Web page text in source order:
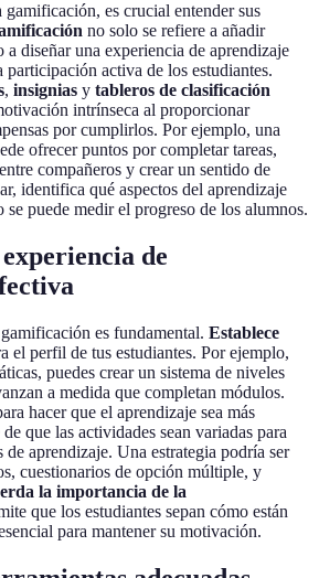
es crucial entender sus
no solo se refiere a añadir
a diseñar una experiencia de aprendizaje
activa de los estudiantes.
, insignias y tableros de clasificación
intrínseca al proporcionar
por cumplirlos. Por ejemplo, una
ofrecer puntos por completar tareas,
compañeros y crear un sentido de
identifica qué aspectos del aprendizaje
se puede medir el progreso de los alumnos.
de
es fundamental. Establece
el perfil de tus estudiantes. Por ejemplo,
puedes crear un sistema de niveles
a medida que completan módulos.
hacer que el aprendizaje sea más
que las actividades sean variadas para
de aprendizaje. Una estrategia podría ser
cuestionarios de opción múltiple, y
la importancia de la
que los estudiantes sepan cómo están
para mantener su motivación.